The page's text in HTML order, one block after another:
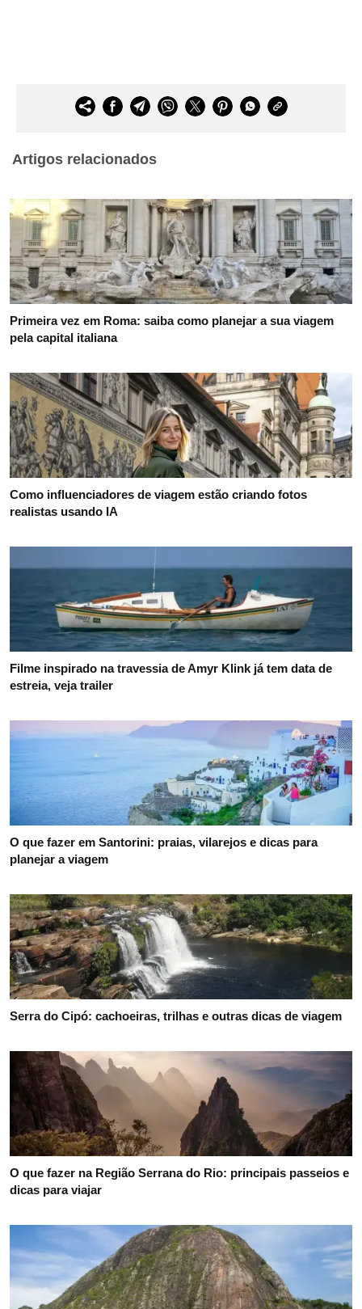
Artigos relacionados
Primeira vez em Roma: saiba como planejar a sua viagem
pela capital italiana
Como influenciadores de viagem estão criando fotos
realistas usando IA
Filme inspirado na travessia de Amyr Klink já tem data de
estreia, veja trailer
O que fazer em Santorini: praias, vilarejos e dicas para
planejar a viagem
Serra do Cipó: cachoeiras, trilhas e outras dicas de viagem
O que fazer na Região Serrana do Rio: principais passeios e
dicas para viajar